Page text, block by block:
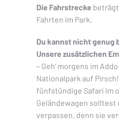
Die Fahrstrecke beträgt
Fahrten im Park.
Du kannst nicht genug
Unsere zusätzlichen
– Geh‘ morgens im
Nationalpark auf
fünfstündige Safari im
Geländewagen solltest
verpassen, denn sie